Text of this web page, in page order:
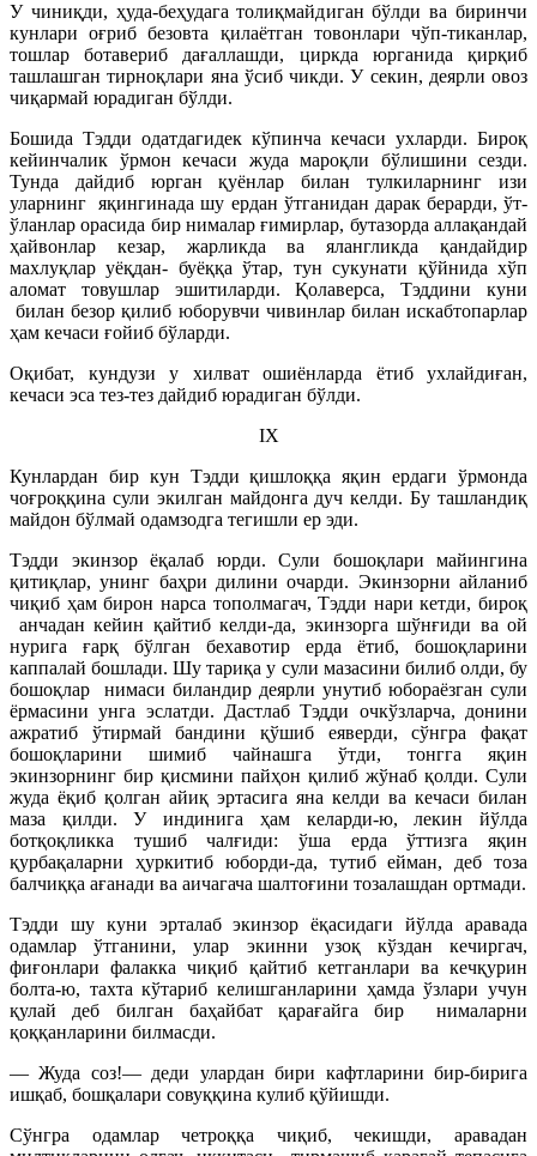
У чиниқди, ҳуда-беҳудага толиқмайдиган бўлди ва биринчи
кунлари оғриб безовта қилаётган товонлари чўп-тиканлар,
тошлар ботавериб дағаллашди, циркда юрганида қирқиб
ташлашган тирноқлари яна ўсиб чикди. У секин, деярли овоз
чиқармай юрадиган бўлди.
Бошида Тэдди одатдагидек кўпинча кечаси ухларди. Бироқ
кейинчалик ўрмон кечаси жуда мароқли бўлишини сезди.
Тунда дайдиб юрган қуёнлар билан тулкиларнинг изи
уларнинг яқингинада шу ердан ўтганидан дарак берарди, ўт-
ўланлар орасида бир нималар ғимирлар, бутазорда аллақандай
ҳайвонлар кезар, жарликда ва ялангликда қандайдир
махлуқлар уёқдан- буёққа ўтар, тун сукунати қўйнида хўп
аломат товушлар эшитиларди. Қолаверса, Тэддини куни
билан безор қилиб юборувчи чивинлар билан искабтопарлар
ҳам кечаси ғойиб бўларди.
Оқибат, кундузи у хилват ошиёнларда ётиб ухлайдиған,
кечаси эса тез-тез дайдиб юрадиган бўлди.
IX
Кунлардан бир кун Тэдди қишлоққа яқин ердаги ўрмонда
чоғроққина сули экилган майдонга дуч келди. Бу ташландиқ
майдон бўлмай одамзодга тегишли ер эди.
Тэдди экинзор ёқалаб юрди. Сули бошоқлари майингина
қитиқлар, унинг баҳри дилини очарди. Экинзорни айланиб
чиқиб ҳам бирон нарса тополмагач, Тэдди нари кетди, бироқ
анчадан кейин қайтиб келди-да, экинзорга шўнғиди ва ой
нурига ғарқ бўлган бехавотир ерда ётиб, бошоқларини
каппалай бошлади. Шу тариқа у сули мазасини билиб олди, бу
бошоқлар нимаси биландир деярли унутиб юбораёзган сули
ёрмасини унга эслатди. Дастлаб Тэдди очкўзларча, донини
ажратиб ўтирмай бандини қўшиб еяверди, сўнгра фақат
бошоқларини шимиб чайнашга ўтди, тонгга яқин
экинзорнинг бир қисмини пайҳон қилиб жўнаб қолди. Сули
жуда ёқиб қолган айиқ эртасига яна келди ва кечаси билан
маза қилди. У индинига ҳам келарди-ю, лекин йўлда
ботқоқликка тушиб чалғиди: ўша ерда ўттизга яқин
қурбақаларни ҳуркитиб юборди-да, тутиб ейман, деб тоза
балчиққа ағанади ва аичагача шалтоғини тозалашдан ортмади.
Тэдди шу куни эрталаб экинзор ёқасидаги йўлда аравада
одамлар ўтганини, улар экинни узоқ кўздан кечиргач,
фиғонлари фалакка чиқиб қайтиб кетганлари ва кечқурин
болта-ю, тахта кўтариб келишганларини ҳамда ўзлари учун
қулай деб билган баҳайбат қарағайга бир нималарни
қоққанларини билмасди.
— Жуда соз!— деди улардан бири кафтларини бир-бирига
ишқаб, бошқалари совуққина кулиб қўйишди.
Сўнгра одамлар четроққа чиқиб, чекишди, аравадан